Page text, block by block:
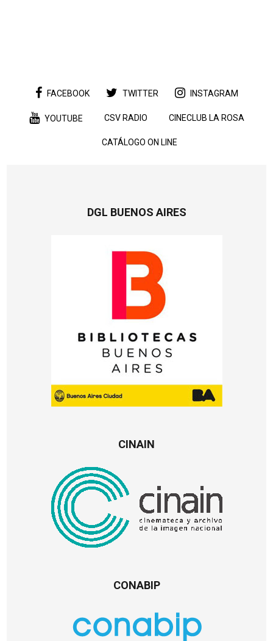
FACEBOOK TWITTER INSTAGRAM
YOUTUBE CSV RADIO CINECLUB LA ROSA
CATÁLOGO ON LINE
DGL BUENOS AIRES
CINAIN
CONABIP